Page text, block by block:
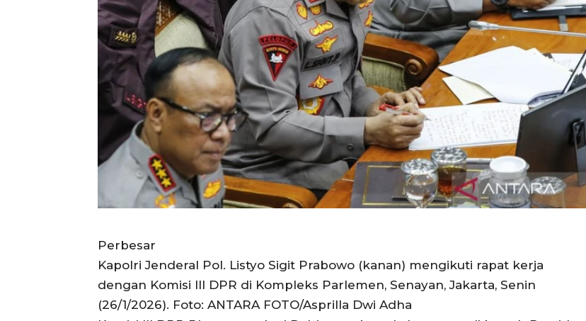
Perbesar
Kapolri Jenderal Pol. Listyo Sigit Prabowo (kanan) mengikuti rapat kerja
dengan Komisi III DPR di Kompleks Parlemen, Senayan, Jakarta, Senin
(26/1/2026). Foto: ANTARA FOTO/Asprilla Dwi Adha